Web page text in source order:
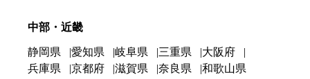
中部・近畿
静岡県 愛知県 岐阜県 三重県
大阪府
兵庫県
京都府 滋賀県 奈良県 和歌山県